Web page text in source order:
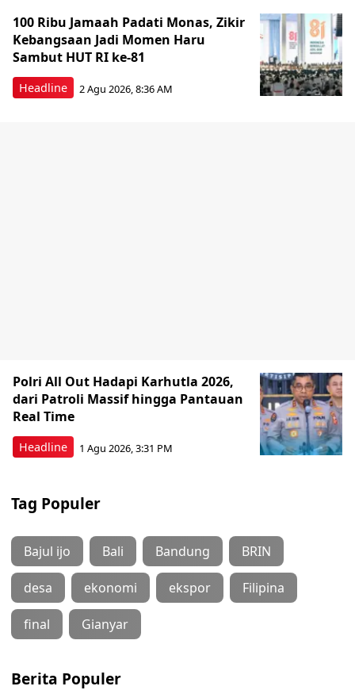
Headline
100 Ribu Jamaah Padati Monas, Zikir
Kebangsaan Jadi Momen Haru
Sambut HUT RI ke-81
2 Agu 2026, 8:36 AM
Headline
Polri All Out Hadapi Karhutla 2026,
dari Patroli Massif hingga Pantauan
Real Time
1 Agu 2026, 3:31 PM
Tag Populer
Bajul ijo Bali Bandung BRIN
desa ekonomi ekspor Filipina
final Gianyar
Berita Populer